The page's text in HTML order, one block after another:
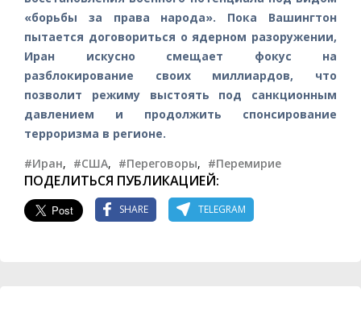
«борьбы за права народа». Пока Вашингтон
пытается договориться о ядерном разоружении,
Иран искусно смещает фокус на
разблокирование своих миллиардов, что
позволит режиму выстоять под санкционным
давлением и продолжить спонсирование
терроризма в регионе.
#Иран, #США, #Переговоры, #Перемирие
ПОДЕЛИТЬСЯ ПУБЛИКАЦИЕЙ:
SHARE TELEGRAM